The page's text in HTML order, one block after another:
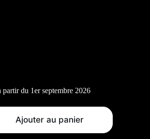
du 1er septembre 2026
Ajouter au panier